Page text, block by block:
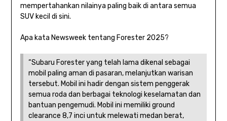
mempertahankan nilainya paling baik di antara semua
SUV kecil di sini.
Apa kata Newsweek tentang Forester 2025?
“Subaru Forester yang telah lama dikenal sebagai
mobil paling aman di pasaran, melanjutkan warisan
tersebut. Mobil ini hadir dengan sistem penggerak
semua roda dan berbagai teknologi keselamatan dan
bantuan pengemudi. Mobil ini memiliki ground
clearance 8,7 inci untuk melewati medan berat,